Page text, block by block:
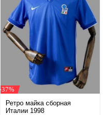
-37%
Ретро майка сборная
Италии 1998